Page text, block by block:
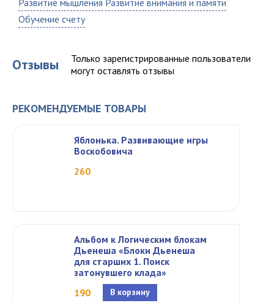
Развитие мышления Развитие внимания и памяти
Обучение счету
Отзывы
Только зарегистрированные пользователи
могут оставлять отзывы
РЕКОМЕНДУЕМЫЕ ТОВАРЫ
Яблонька. Развивающие игры
Воскобовича
260
Альбом к Логическим блокам
Дьенеша «Блоки Дьенеша
для старших 1. Поиск
затонувшего клада»
190
В корзину